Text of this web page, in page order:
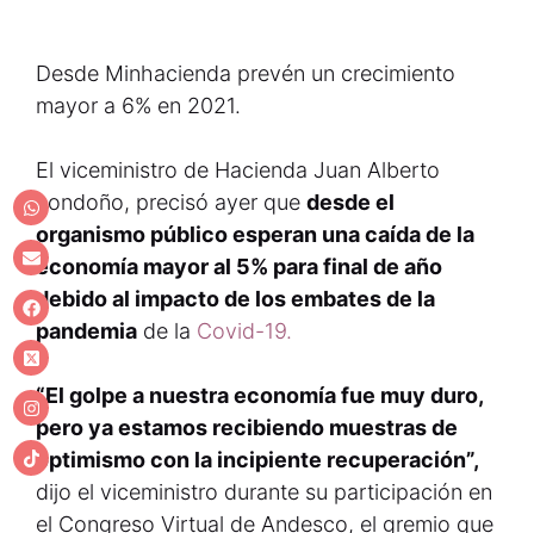
Desde Minhacienda prevén un crecimiento
mayor a 6% en 2021.
El viceministro de Hacienda Juan Alberto
Londoño, precisó ayer que desde el
organismo público esperan una caída de la
economía mayor al 5% para final de año
debido al impacto de los embates de la
pandemia de la Covid-19.
“El golpe a nuestra economía fue muy duro,
pero ya estamos recibiendo muestras de
optimismo con la incipiente recuperación”,
dijo el viceministro durante su participación en
el Congreso Virtual de Andesco, el gremio que